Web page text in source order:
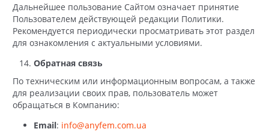
Дальнейшее пользование Сайтом означает принятие
Пользователем действующей редакции Политики.
Рекомендуется периодически просматривать этот раздел
для ознакомления с актуальными условиями.
Обратная связь
По техническим или информационным вопросам, а также
для реализации своих прав, пользователь может
обращаться в Компанию:
Email: info@anyfem.com.ua